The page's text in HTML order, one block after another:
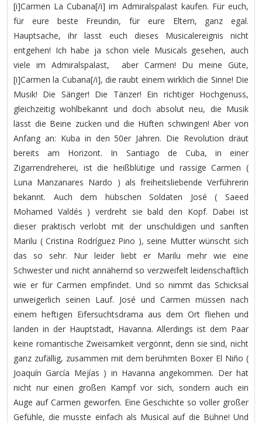
[i]Carmen La Cubana[/i] im Admiralspalast kaufen. Für euch,
für eure beste Freundin, für eure Eltern, ganz egal.
Hauptsache, ihr lasst euch dieses Musicalereignis nicht
entgehen! Ich habe ja schon viele Musicals gesehen, auch
viele im Admiralspalast, aber Carmen! Du meine Güte,
[i]Carmen la Cubana[/i], die raubt einem wirklich die Sinne! Die
Musik! Die Sänger! Die Tänzer! Ein richtiger Hochgenuss,
gleichzeitig wohlbekannt und doch absolut neu, die Musik
lässt die Beine zucken und die Hüften schwingen! Aber von
Anfang an: Kuba in den 50er Jahren. Die Revolution dräut
bereits am Horizont. In Santiago de Cuba, in einer
Zigarrendreherei, ist die heißblütige und rassige Carmen (
Luna Manzanares Nardo ) als freiheitsliebende Verführerin
bekannt. Auch dem hübschen Soldaten José ( Saeed
Mohamed Valdés ) verdreht sie bald den Kopf. Dabei ist
dieser praktisch verlobt mit der unschuldigen und sanften
Marilu ( Cristina Rodríguez Pino ), seine Mutter wünscht sich
das so sehr. Nur leider liebt er Marilu mehr wie eine
Schwester und nicht annähernd so verzweifelt leidenschaftlich
wie er für Carmen empfindet. Und so nimmt das Schicksal
unweigerlich seinen Lauf. José und Carmen müssen nach
einem heftigen Eifersuchtsdrama aus dem Ort fliehen und
landen in der Hauptstadt, Havanna. Allerdings ist dem Paar
keine romantische Zweisamkeit vergönnt, denn sie sind, nicht
ganz zufällig, zusammen mit dem berühmten Boxer El Niño (
Joaquín García Mejías ) in Havanna angekommen. Der hat
nicht nur einen großen Kampf vor sich, sondern auch ein
Auge auf Carmen geworfen. Eine Geschichte so voller großer
Gefühle, die musste einfach als Musical auf die Bühne! Und